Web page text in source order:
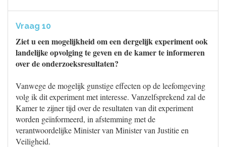
Vraag 10
Ziet u een mogelijkheid om een dergelijk experiment ook
landelijke opvolging te geven en de kamer te informeren
over de onderzoeksresultaten?
Vanwege de mogelijk gunstige effecten op de leefomgeving
volg ik dit experiment met interesse. Vanzelfsprekend zal de
Kamer te zijner tijd over de resultaten van dit experiment
worden geïnformeerd, in afstemming met de
verantwoordelijke Minister van Minister van Justitie en
Veiligheid.